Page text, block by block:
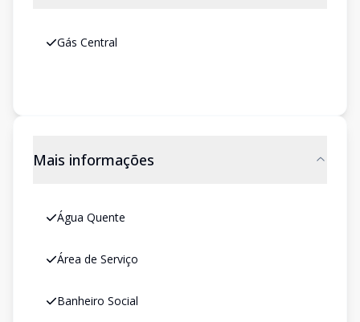
Gás Central
Mais informações
Água Quente
Área de Serviço
Banheiro Social